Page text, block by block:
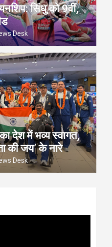
सिंधु को 9वीं,
Desk
देश में भव्य स्वागत,
की जय’ के नारे
Desk